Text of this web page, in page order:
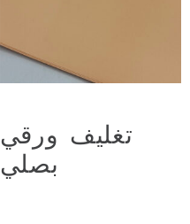
تغليف ورقي
بصلي
د.ع